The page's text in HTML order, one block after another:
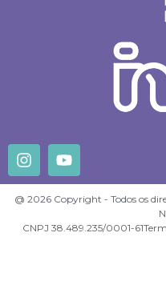
@ 2026 Copyright - Todos os
CNPJ 38.489.235/0001-61